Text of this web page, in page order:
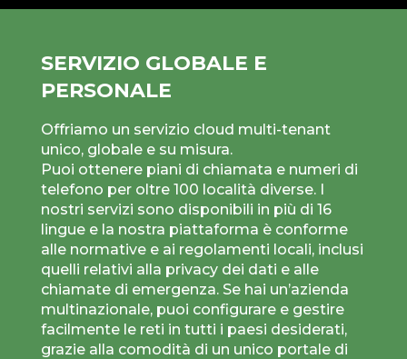
SERVIZIO GLOBALE E
PERSONALE
Offriamo un servizio cloud multi-tenant
unico, globale e su misura.
Puoi ottenere piani di chiamata e numeri di
telefono per oltre 100 località diverse. I
nostri servizi sono disponibili in più di 16
lingue e la nostra piattaforma è conforme
alle normative e ai regolamenti locali, inclusi
quelli relativi alla privacy dei dati e alle
chiamate di emergenza. Se hai un’azienda
multinazionale, puoi configurare e gestire
facilmente le reti in tutti i paesi desiderati,
grazie alla comodità di un unico portale di